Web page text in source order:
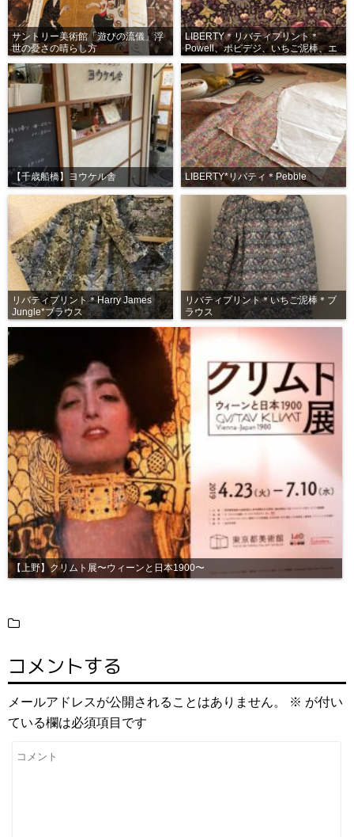
サントリー美術館「遊びの流儀」浮
世の憂さの晴らし方
LIBERTY＊リバティプリント＊
Powell、ポピデジ、いちご泥棒、エ
ロイーズ
【千歳船橋】ヨウケル舎 LIBERTY*リバティ＊Pebble
リバティプリント＊Harry James
Jungle*ブラウス
リバティプリント＊いちご泥棒＊ブ
ラウス
【上野】クリムト展〜ウィーンと日本1900〜
コメントする
メールアドレスが公開されることはありません。 ※ が付い
ている欄は必須項目です